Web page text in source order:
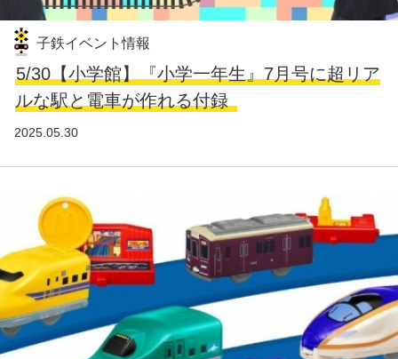
子鉄イベント情報
5/30【小学館】『小学一年生』7月号に超リア
ルな駅と電車が作れる付録
2025.05.30